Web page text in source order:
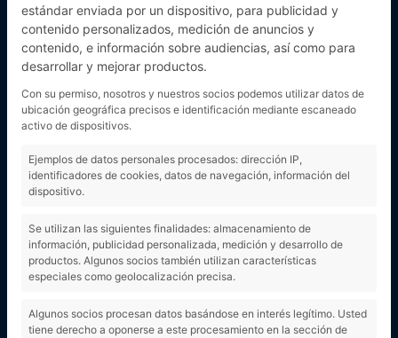
APERCIBIMIENT
O
estándar enviada por un dispositivo, para publicidad y
contenido personalizados, medición de anuncios y
contenido, e información sobre audiencias, así como para
desarrollar y mejorar productos.
Con su permiso, nosotros y nuestros socios podemos utilizar datos de
ubicación geográfica precisos e identificación mediante escaneado
activo de dispositivos.
Ejemplos de datos personales procesados: dirección IP,
identificadores de cookies, datos de navegación, información del
dispositivo.
Se utilizan las siguientes finalidades: almacenamiento de
información, publicidad personalizada, medición y desarrollo de
productos. Algunos socios también utilizan características
especiales como geolocalización precisa.
Algunos socios procesan datos basándose en interés legítimo. Usted
tiene derecho a oponerse a este procesamiento en la sección de